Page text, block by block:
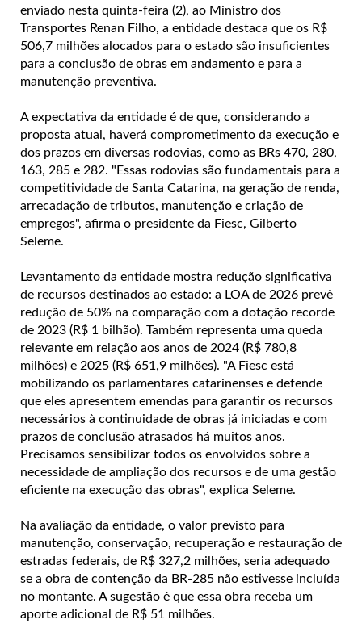
enviado nesta quinta-feira (2), ao Ministro dos
Transportes Renan Filho, a entidade destaca que os R$
506,7 milhões alocados para o estado são insuficientes
para a conclusão de obras em andamento e para a
manutenção preventiva.
A expectativa da entidade é de que, considerando a
proposta atual, haverá comprometimento da execução e
dos prazos em diversas rodovias, como as BRs 470, 280,
163, 285 e 282. "Essas rodovias são fundamentais para a
competitividade de Santa Catarina, na geração de renda,
arrecadação de tributos, manutenção e criação de
empregos", afirma o presidente da Fiesc, Gilberto
Seleme.
Levantamento da entidade mostra redução significativa
de recursos destinados ao estado: a LOA de 2026 prevê
redução de 50% na comparação com a dotação recorde
de 2023 (R$ 1 bilhão). Também representa uma queda
relevante em relação aos anos de 2024 (R$ 780,8
milhões) e 2025 (R$ 651,9 milhões). "A Fiesc está
mobilizando os parlamentares catarinenses e defende
que eles apresentem emendas para garantir os recursos
necessários à continuidade de obras já iniciadas e com
prazos de conclusão atrasados há muitos anos.
Precisamos sensibilizar todos os envolvidos sobre a
necessidade de ampliação dos recursos e de uma gestão
eficiente na execução das obras", explica Seleme.
Na avaliação da entidade, o valor previsto para
manutenção, conservação, recuperação e restauração de
estradas federais, de R$ 327,2 milhões, seria adequado
se a obra de contenção da BR-285 não estivesse incluída
no montante. A sugestão é que essa obra receba um
aporte adicional de R$ 51 milhões.